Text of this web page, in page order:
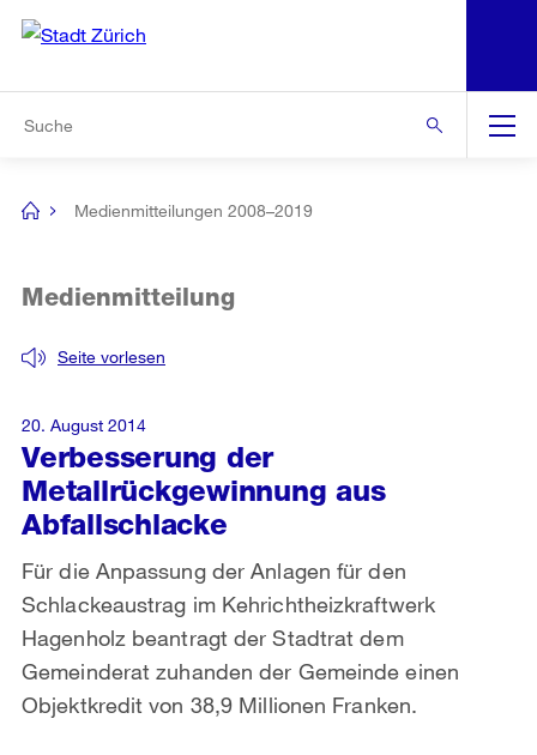
Navigation
[no
Medienmitteilungen 2008–2019
Verbesserung der
Metallrückgewinnung aus
Abfallschlacke
Seite vorlesen
Medienmitteilung
Für die Anpassung der Anlagen für den
Schlackeaustrag im Kehrichtheizkraftwerk
Hagenholz beantragt der Stadtrat dem
Gemeinderat zuhanden der Gemeinde einen
Objektkredit von 38,9 Millionen Franken.
20. August 2014